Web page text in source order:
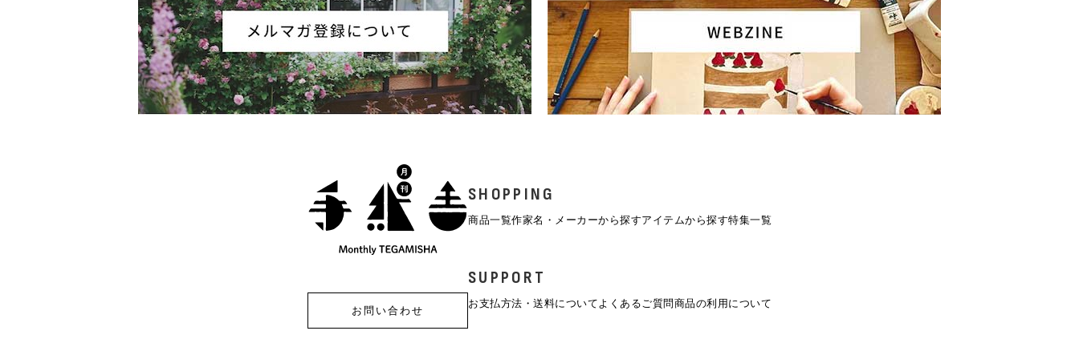
SHOPPING
商品一覧作家名・メーカーから探すアイテムから探す特集一覧
SUPPORT
お支払方法・送料について よくあるご質問商品の利用について
お問い合わせ